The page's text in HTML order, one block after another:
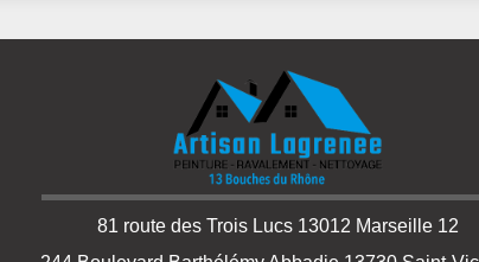
81 route des Trois Lucs 13012 Marseille 12